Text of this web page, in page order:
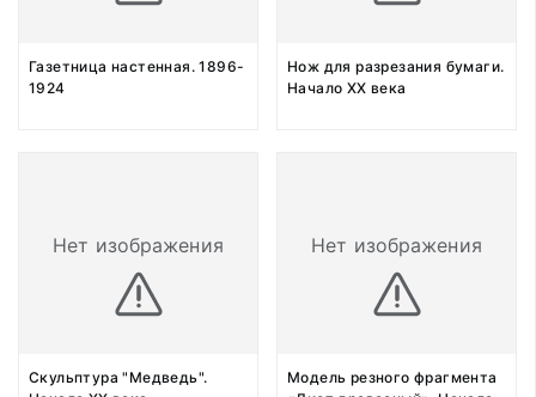
Газетница настенная. 1896-
1924
Нож для разрезания бумаги.
Начало XX века
Нет изображения
Скульптура "Медведь".
Нет изображения
Модель резного фрагмента